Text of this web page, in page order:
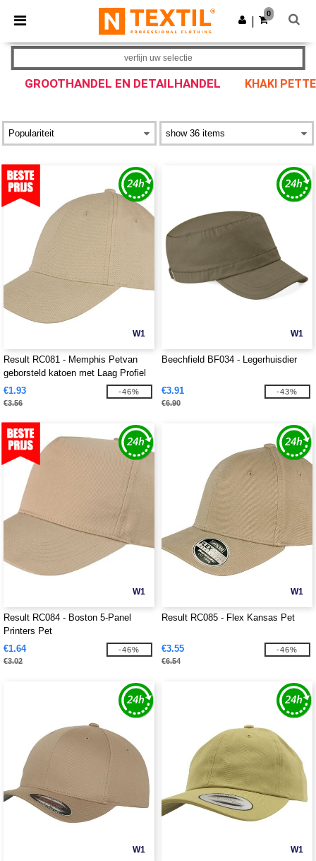
× Ntextil-app
Betere prijzen in de app!
Download app
0
GROOTHANDEL EN DETAILHANDEL KHAKI
verfijn uw selectie
W1
Result RC081 - Memphis Petvan
geborsteld katoen met Laag Profiel
€1.93
€3.56
-46%
W1
Beechfield BF034 - Legerhuisdier
€3.91
€6.90
-43%
W1
Result RC084 - Boston 5-Panel
Printers Pet
€1.64
€3.02
-46%
W1
Result RC085 - Flex Kansas Pet
€3.55
€6.54
-46%
W1 W1